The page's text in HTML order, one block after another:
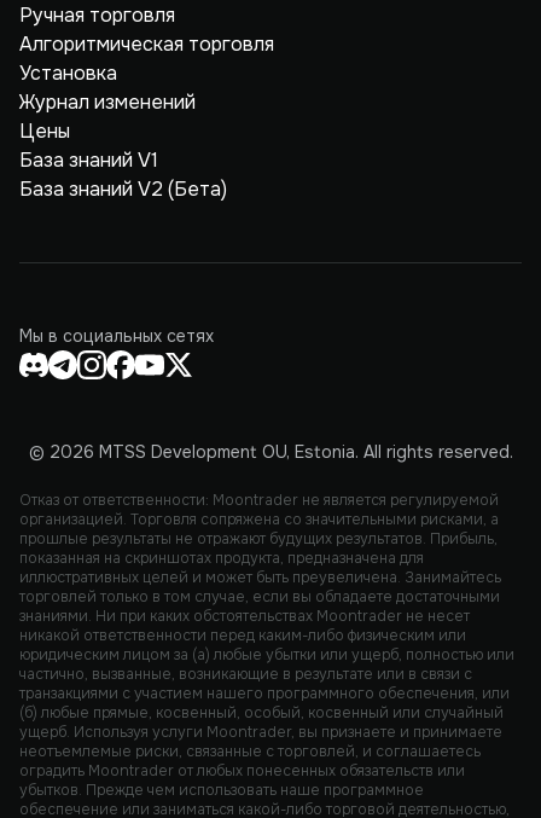
Ручная торговля
Алгоритмическая торговля
Установка
Журнал изменений
Цены
База знаний V1
База знаний V2 (Бета)
Мы в социальных сетях
© 2026 MTSS Development OU, Estonia. All rights reserved.
Отказ от ответственности: Moontrader не является регулируемой
организацией. Торговля сопряжена со значительными рисками, а
прошлые результаты не отражают будущих результатов. Прибыль,
показанная на скриншотах продукта, предназначена для
иллюстративных целей и может быть преувеличена. Занимайтесь
торговлей только в том случае, если вы обладаете достаточными
знаниями. Ни при каких обстоятельствах Moontrader не несет
никакой ответственности перед каким-либо физическим или
юридическим лицом за (а) любые убытки или ущерб, полностью или
частично, вызванные, возникающие в результате или в связи с
транзакциями с участием нашего программного обеспечения, или
(б) любые прямые, косвенный, особый, косвенный или случайный
ущерб. Используя услуги Moontrader, вы признаете и принимаете
неотъемлемые риски, связанные с торговлей, и соглашаетесь
оградить Moontrader от любых понесенных обязательств или
убытков. Прежде чем использовать наше программное
обеспечение или заниматься какой-либо торговой деятельностью,